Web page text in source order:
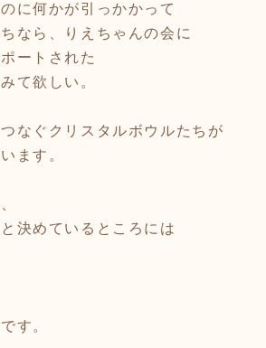
に何かが引っかかって
なら、りえちゃんの会に
ートされた
て欲しい。
なぐクリスタルボウルたちが
ます。
決めているところには
す。